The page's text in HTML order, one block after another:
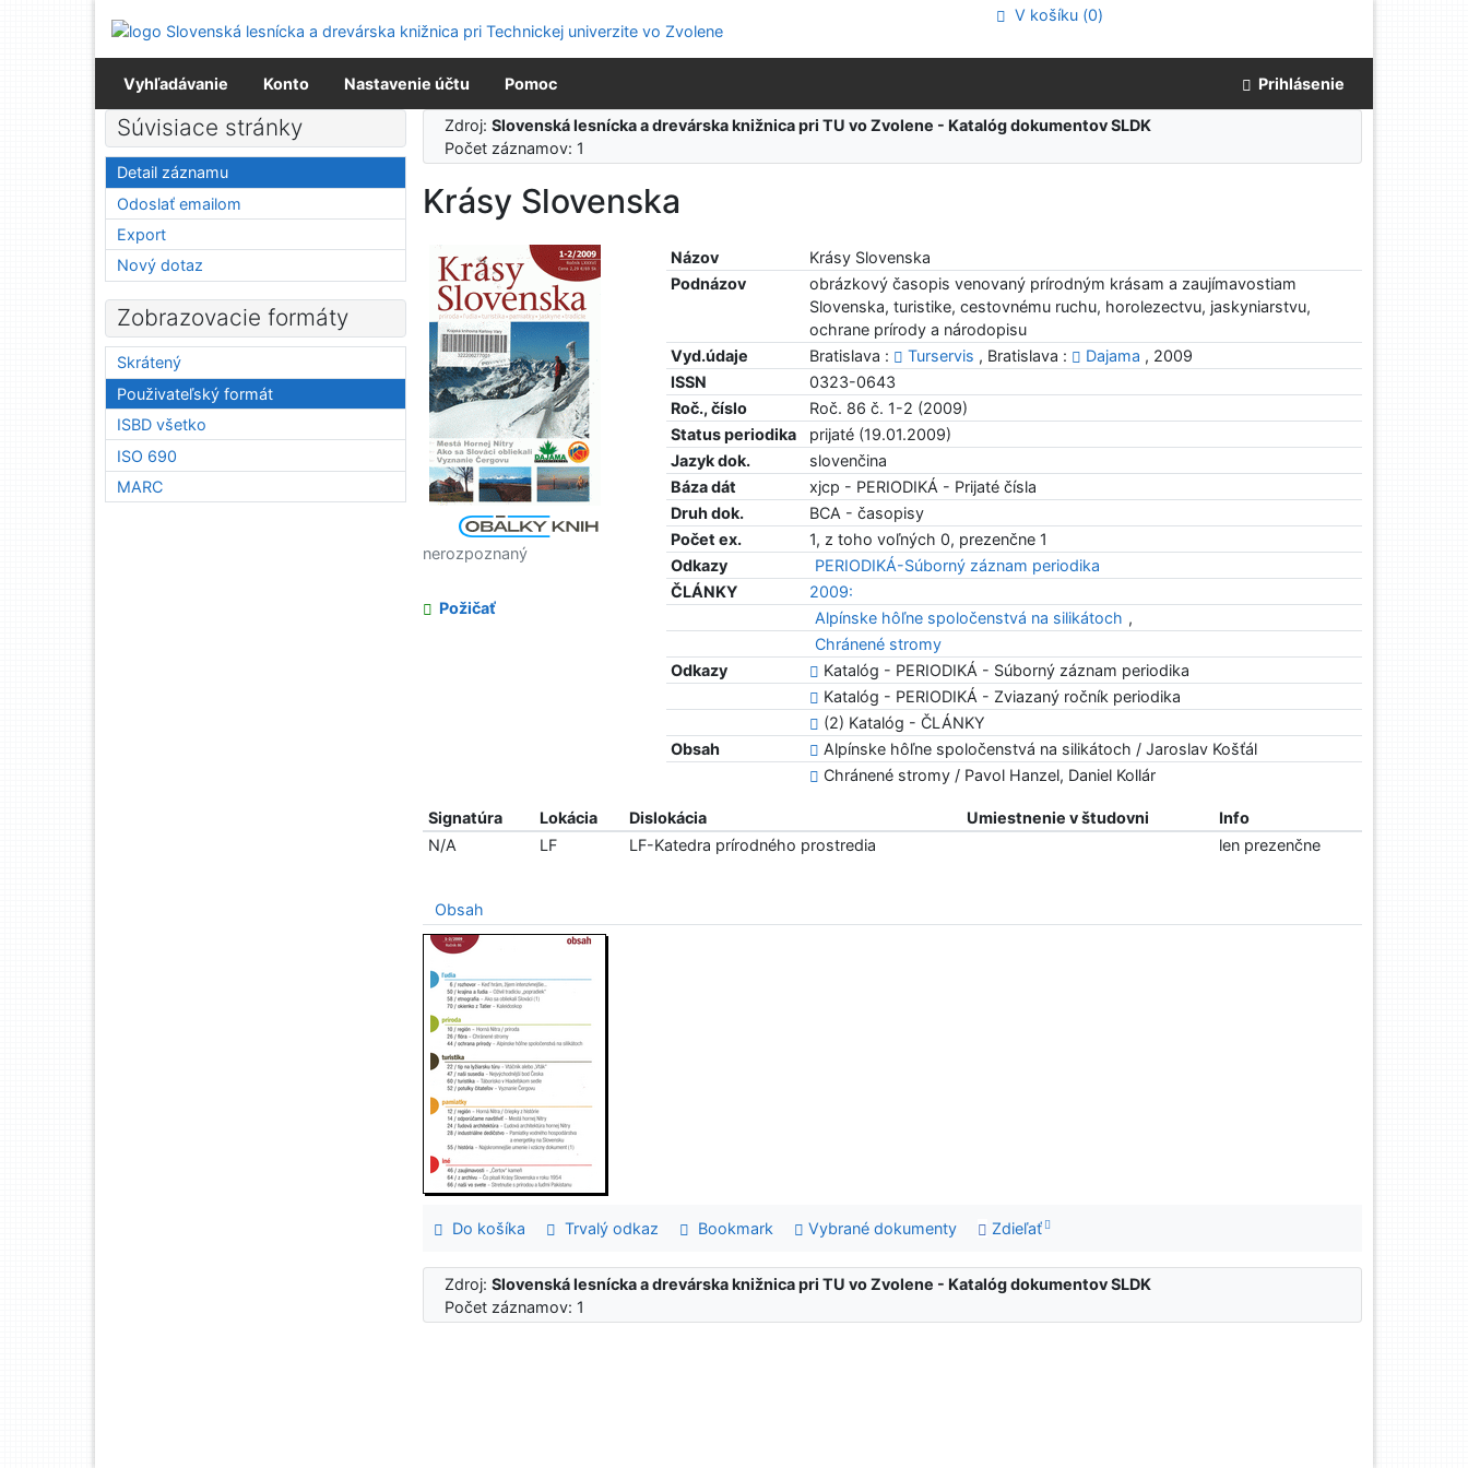
Prejsť na menu
Prehlásenie o webovej prístupnosti
V košíku (0)
Vyhľadávanie Konto Nastavenie účtu Pomoc Prihlásenie
Zdroj:Slovenská lesnícka a drevárska knižnica pri TU vo Zvolene - Katalóg dokumentov SLDK
Počet záznamov: 1
Krásy Slovenska
Názov
Krásy Slovenska
Podnázov
obrázkový časopis venovaný prírodným krásam a zaujímavostiam
Slovenska, turistike, cestovnému ruchu, horolezectvu, jaskyniarstvu,
ochrane prírody a národopisu
Vyd.údaje
Bratislava : Turservis , Bratislava : Dajama , 2009
ISSN
0323-0643
Roč., číslo
Roč. 86 č. 1-2 (2009)
Status periodika
prijaté (19.01.2009)
Jazyk dok.
slovenčina
Báza dát
xjcp - PERIODIKÁ - Prijaté čísla
Druh dok.
BCA - časopisy
Počet ex.
1, z toho voľných 0, prezenčne 1
Odkazy
PERIODIKÁ-Súborný záznam periodika
ČLÁNKY
2009:
Alpínske hôľne spoločenstvá na silikátoch ,
Chránené stromy
Odkazy
Katalóg - PERIODIKÁ - Súborný záznam periodika
Katalóg - PERIODIKÁ - Zviazaný ročník periodika
(2) Katalóg - ČLÁNKY
Obsah
Alpínske hôľne spoločenstvá na silikátoch / Jaroslav Košťál
Chránené stromy / Pavol Hanzel, Daniel Kollár
nerozpoznaný
Požičať
Signatúra Lokácia Dislokácia Umiestnenie v študovni
Info
N/A
LF LF-Katedra prírodného prostredia len prezenčne
Obsah
Do košíka Trvalý odkaz Bookmark Vybrané dokumenty Zdieľať
Zdroj:Slovenská lesnícka a drevárska knižnica pri TU vo Zvolene - Katalóg dokumentov SLDK
Počet záznamov: 1
Súvisiace stránky
Detail záznamu
Odoslať emailom
Export
Nový dotaz
Zobrazovacie formáty
Skrátený
Použivateľský formát
ISBD všetko
ISO 690
MARC